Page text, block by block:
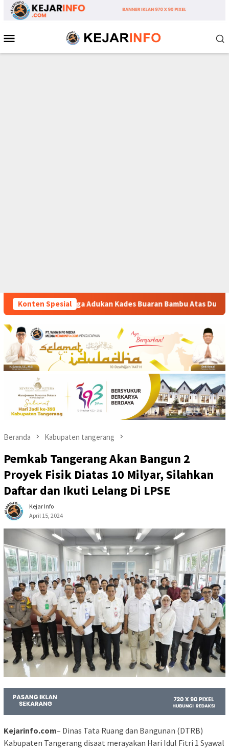
Loncat
Mobile
Konten Spesial
Buaran Bambu Atas Dugaan Pungutan Liar Pengurusan PM 1
Beranda Kabupaten tangerang
Pemkab Tangerang Akan Bangun 2
Proyek Fisik Diatas 10 Milyar, Silahkan
Daftar dan Ikuti Lelang Di LPSE
Kejar Info
April 15, 2024
Kejarinfo.com– Dinas Tata Ruang dan Bangunan (DTRB)
Kabupaten Tangerang disaat merayakan Hari Idul Fitri 1 Syawal